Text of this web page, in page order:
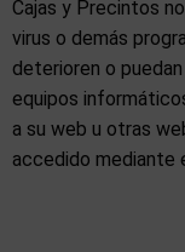
Cajas y Precintos
virus o demás
deterioren o
equipos
a su web u otras
accedido mediante